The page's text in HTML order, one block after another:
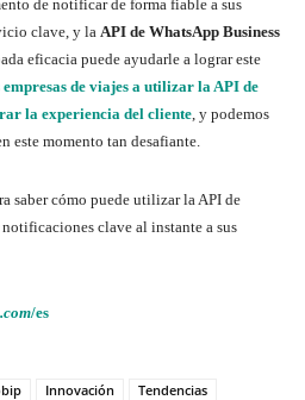
de notificar de forma fiable a sus
clave, y la API de WhatsApp Business
eficacia puede ayudarle a lograr este
de viajes a utilizar la API de
la experiencia del cliente , y podemos
este momento tan desafiante.
saber cómo puede utilizar la API de
clave al instante a sus
/es
Innovación
Tendencias